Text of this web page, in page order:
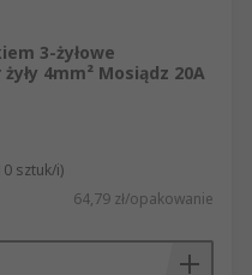
3-żyłowe
żyły 4mm² Mosiądz 20A
sztuk/i)
64,79 zł/opakowanie